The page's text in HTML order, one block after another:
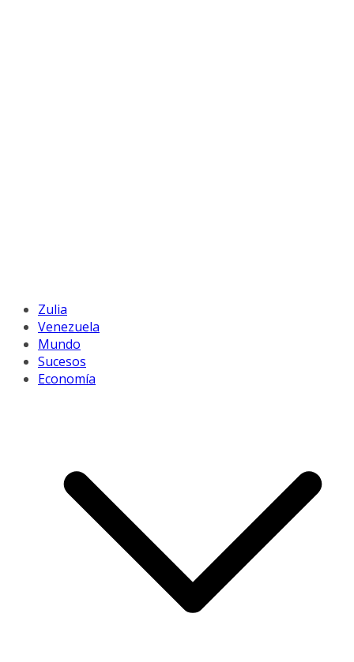
Zulia
Venezuela
Mundo
Sucesos
Economía